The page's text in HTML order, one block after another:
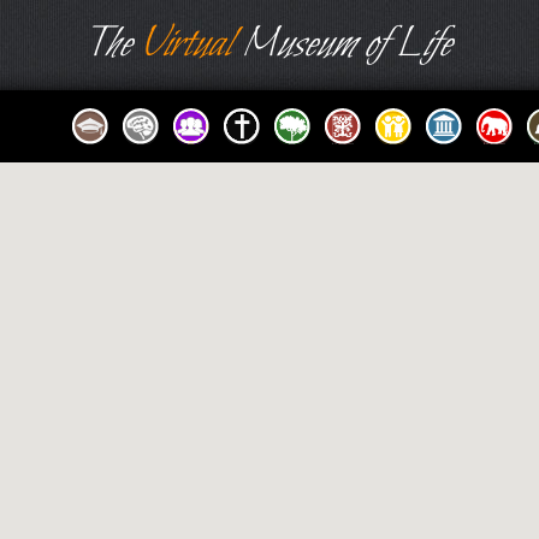
TheVirtualMuseum of Life